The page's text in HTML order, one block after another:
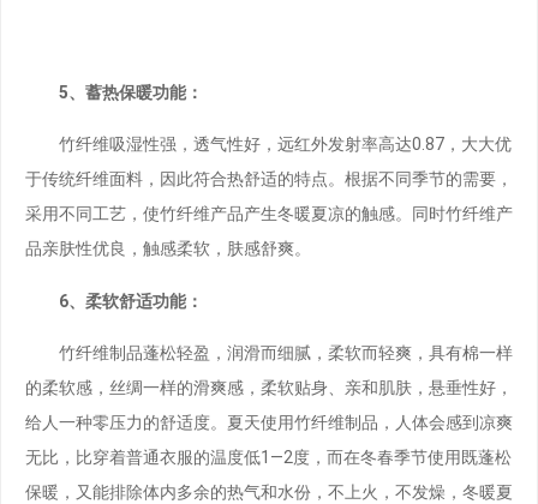
5、蓄热保暖功能：
竹纤维吸湿性强，透气性好，远红外发射率高达0.87，大大优
于传统纤维面料，因此符合热舒适的特点。根据不同季节的需要，
采用不同工艺，使竹纤维产品产生冬暖夏凉的触感。同时竹纤维产
品亲肤性优良，触感柔软，肤感舒爽。
6、柔软舒适功能：
竹纤维制品蓬松轻盈，润滑而细腻，柔软而轻爽，具有棉一样
的柔软感，丝绸一样的滑爽感，柔软贴身、亲和肌肤，悬垂性好，
给人一种零压力的舒适度。夏天使用竹纤维制品，人体会感到凉爽
无比，比穿着普通衣服的温度低1—2度，而在冬春季节使用既蓬松
保暖，又能排除体内多余的热气和水份，不上火，不发燥，冬暖夏